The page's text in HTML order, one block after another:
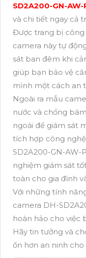
SD2A200-GN-AW-
và chi tiết ngay cả
Được trang bị
camera này tự
sát ban đêm khi
giúp bạn bảo vệ
mình một cách an
Ngoài ra mẫu
nước và chống
ngoài để giám sát
tích hợp công
SD2A200-GN-AW-
nghiệm giám sát
toàn cho gia đình
Với những tính
camera DH-
hoàn hảo cho việc
Hãy tin tưởng và
ổn hơn an ninh